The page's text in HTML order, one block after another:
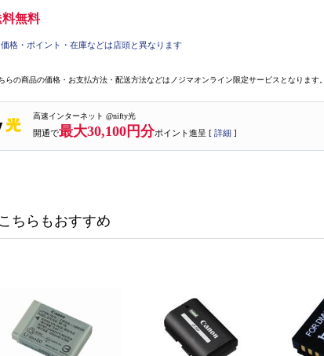
料無料
価格・ポイント・在庫などは店頭と異なります
らの商品の価格・お支払方法・配送方法などはノジマオンライン限定サービスとなります。
高速インターネット @nifty光
開通で最大30,100円分ポイント進呈 [ 詳細 ]
ちらもおすすめ